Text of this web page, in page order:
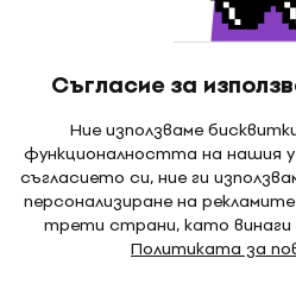
Съгласие за
Ние използваме
функционалността на нашия
съгласието си, ние ги
персонализиране на
трети страни, като винаги
Политиката за
индустрия,
от вентилационни системи